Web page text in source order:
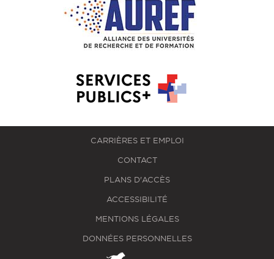
CARRIÈRES ET EMPLOI
CONTACT
PLANS D'ACCÈS
ACCESSIBILITÉ
MENTIONS LÉGALES
DONNÉES PERSONNELLES